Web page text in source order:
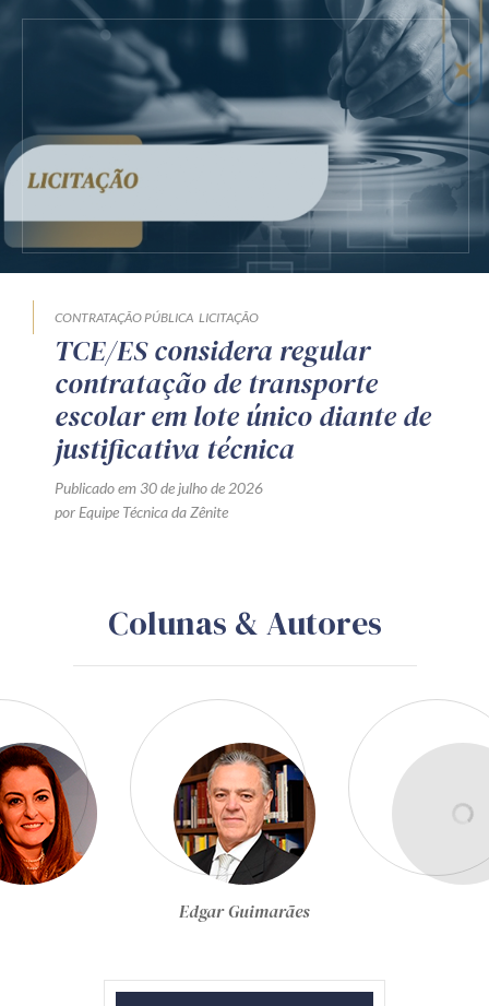
CONTRATAÇÃO PÚBLICA LICITAÇÃO
TCE/ES considera regular
contratação de transporte
escolar em lote único diante de
justificativa técnica
Publicado em 30 de julho de 2026
por Equipe Técnica da Zênite
Colunas & Autores
Egon Bockmann Moreira